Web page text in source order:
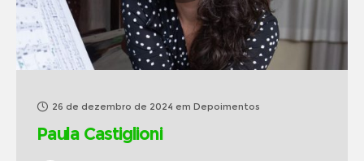
26 de dezembro de 2024 em Depoimentos
Paula Castiglioni